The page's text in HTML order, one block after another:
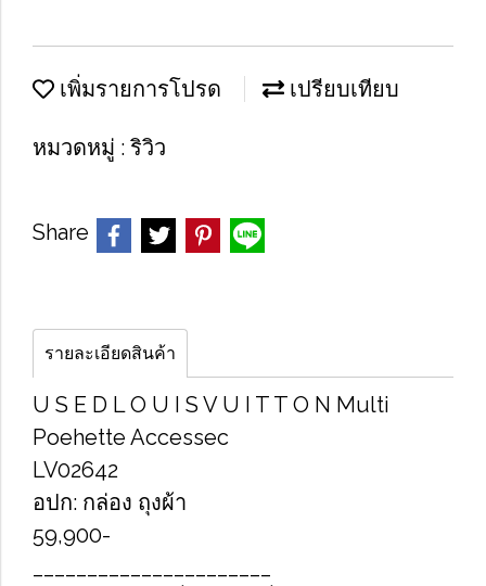
เพิ่มรายการโปรด เปรียบเทียบ
หมวดหมู่ : ริวิว
Share
รายละเอียดสินค้า
U S E D L O U I S​ V​ U​ I T​ T​ O​ N Multi
Poehette Accessec
LV02642
อปก​: กล่อง ถุงผ้า
59,900-